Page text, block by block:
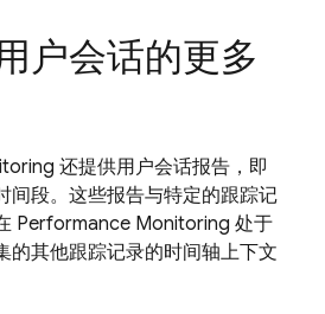
户会话的更多
还提供用户会话报告，即
间段。这些报告与特定的跟踪记
Performance Monitoring 处于
的其他跟踪记录的时间轴上下文